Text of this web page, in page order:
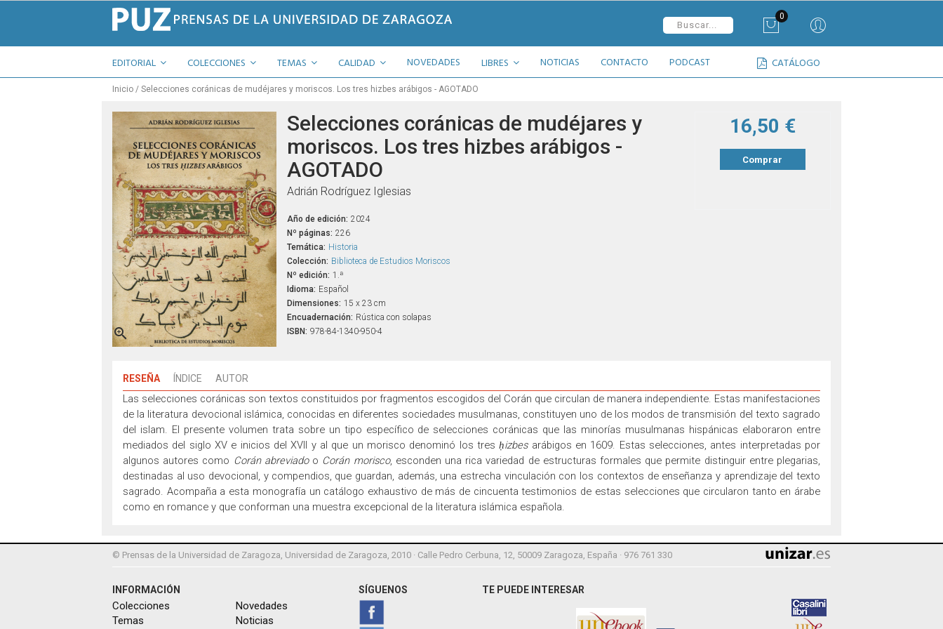
0
EDITORIAL COLECCIONES TEMAS CATÁLOGO
CALIDAD NOVEDADES LIBRES NOTICIAS CONTACTO PODCAST
Inicio Selecciones coránicas de mudéjares y moriscos. Los tres hizbes arábigos - AGOTADO

Selecciones coránicas de mudéjares y
moriscos. Los tres hizbes arábigos -
AGOTADO
Adrián Rodríguez Iglesias
Año de edición: 2024
Nº páginas: 226
Temática: Historia
Colección: Biblioteca de Estudios Moriscos
Nº edición: 1.ª
Idioma: Español
Dimensiones: 15 x 23 cm
Encuadernación: Rústica con solapas
ISBN: 978-84-1340-950-4
16,50 €
Comprar
RESEÑA ÍNDICE AUTOR
Las selecciones coránicas son textos constituidos por fragmentos escogidos del Corán que circulan de manera independiente. Estas manifestaciones
de la literatura devocional islámica, conocidas en diferentes sociedades musulmanas, constituyen uno de los modos de transmisión del texto sagrado
del islam. El presente volumen trata sobre un tipo específico de selecciones coránicas que las minorías musulmanas hispánicas elaboraron entre
mediados del siglo XV e inicios del XVII y al que un morisco denominó los tresḥizbesarábigos en 1609. Estas selecciones, antes interpretadas por
algunos autores como Corán abreviadoo Corán morisco, esconden una rica variedad de estructuras formales que permite distinguir entre plegarias,
destinadas al uso devocional, y compendios, que guardan, además, una estrecha vinculación con los contextos de enseñanza y aprendizaje del texto
sagrado. Acompaña a esta monografía un catálogo exhaustivo de más de cincuenta testimonios de estas selecciones que circularon tanto en árabe
como en romance y que conforman una muestra excepcional de la literatura islámica española.
© Prensas de la Universidad de Zaragoza, Universidad de Zaragoza, 2010 · Calle Pedro Cerbuna, 12, 50009 Zaragoza, España · 976 761 330
INFORMACIÓN
Colecciones
Temas
Novedades
Noticias
SÍGUENOS TE PUEDE INTERESAR